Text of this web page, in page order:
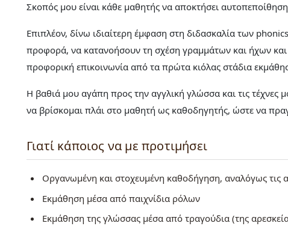
Σκοπός μου είναι κάθε μαθητής να αποκτήσει
Επιπλέον, δίνω ιδιαίτερη έμφαση στη διδασκαλία των
προφορά, να κατανοήσουν τη σχέση γραμμάτων και ήχων
προφορική επικοινωνία από τα πρώτα κιόλας στάδια
Η βαθιά μου αγάπη προς την αγγλική γλώσσα και τις τέχνες
να βρίσκομαι πλάι στο μαθητή ως καθοδηγητής, ώστε να
Γιατί κάποιος να με προτιμήσει
Οργανωμένη και στοχευμένη καθοδήγηση, αναλόγως τις
Εκμάθηση μέσα από παιχνίδια ρόλων
Εκμάθηση της γλώσσας μέσα από τραγούδια (της